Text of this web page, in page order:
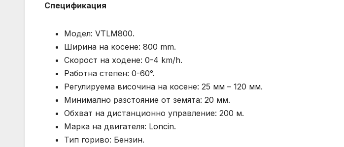
Спецификация
Модел: VTLM800.
Ширина на косене: 800 mm.
Скорост на ходене: 0-4 km/h.
Работна степен: 0-60°.
Регулируема височина на косене: 25 мм – 120 мм.
Минимално разстояние от земята: 20 мм.
Обхват на дистанционно управление: 200 м.
Марка на двигателя: Loncin.
Тип гориво: Бензин.